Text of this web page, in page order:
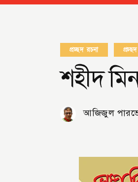
প্রচ্ছদ রচনা
শহীদ
আজিজুল